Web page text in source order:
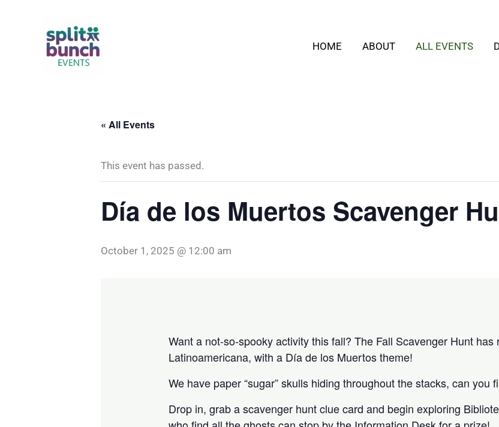
HOME ABOUT ALL EVENTS
« All Events
This event has passed.
Día de los Muertos Scavenger
October 1, 2025 @ 12:00 am
Want a not-so-spooky activity this fall? The Fall Scavenger Hunt
Latinoamericana, with a Día de los Muertos theme!
We have paper “sugar” skulls hiding throughout the stacks, can you
Drop in, grab a scavenger hunt clue card and begin exploring